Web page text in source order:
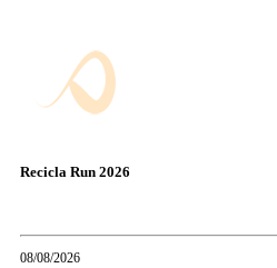
Recicla Run 2026
08/08/2026